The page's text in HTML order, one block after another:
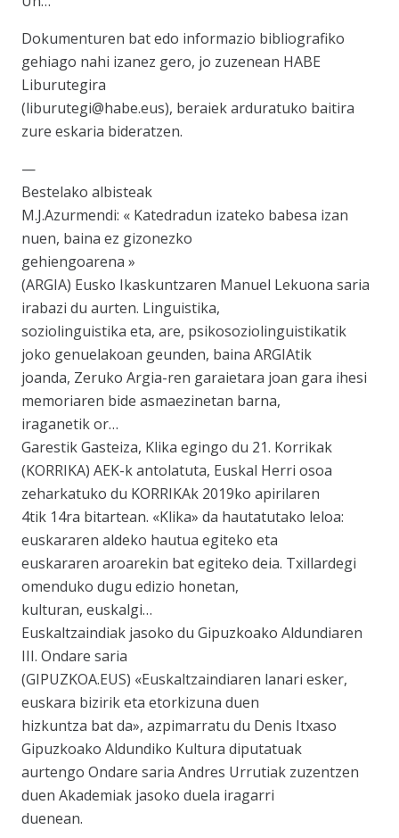
Dokumenturen bat edo informazio bibliografiko
gehiago nahi izanez gero, jo zuzenean HABE
Liburutegira
(liburutegi@habe.eus), beraiek arduratuko baitira
zure eskaria bideratzen.
—
Bestelako albisteak
M.J.Azurmendi: « Katedradun izateko babesa izan
nuen, baina ez gizonezko
gehiengoarena »
(ARGIA) Eusko Ikaskuntzaren Manuel Lekuona saria
irabazi du aurten. Linguistika,
soziolinguistika eta, are, psikosoziolinguistikatik
joko genuelakoan geunden, baina ARGIAtik
joanda, Zeruko Argia-ren garaietara joan gara ihesi
memoriaren bide asmaezinetan barna,
iraganetik or…
Garestik Gasteiza, Klika egingo du 21. Korrikak
(KORRIKA) AEK-k antolatuta, Euskal Herri osoa
zeharkatuko du KORRIKAk 2019ko apirilaren
4tik 14ra bitartean. «Klika» da hautatutako leloa:
euskararen aldeko hautua egiteko eta
euskararen aroarekin bat egiteko deia. Txillardegi
omenduko dugu edizio honetan,
kulturan, euskalgi…
Euskaltzaindiak jasoko du Gipuzkoako Aldundiaren
III. Ondare saria
(GIPUZKOA.EUS) «Euskaltzaindiaren lanari esker,
euskara bizirik eta etorkizuna duen
hizkuntza bat da», azpimarratu du Denis Itxaso
Gipuzkoako Aldundiko Kultura diputatuak
aurtengo Ondare saria Andres Urrutiak zuzentzen
duen Akademiak jasoko duela iragarri
duenean.